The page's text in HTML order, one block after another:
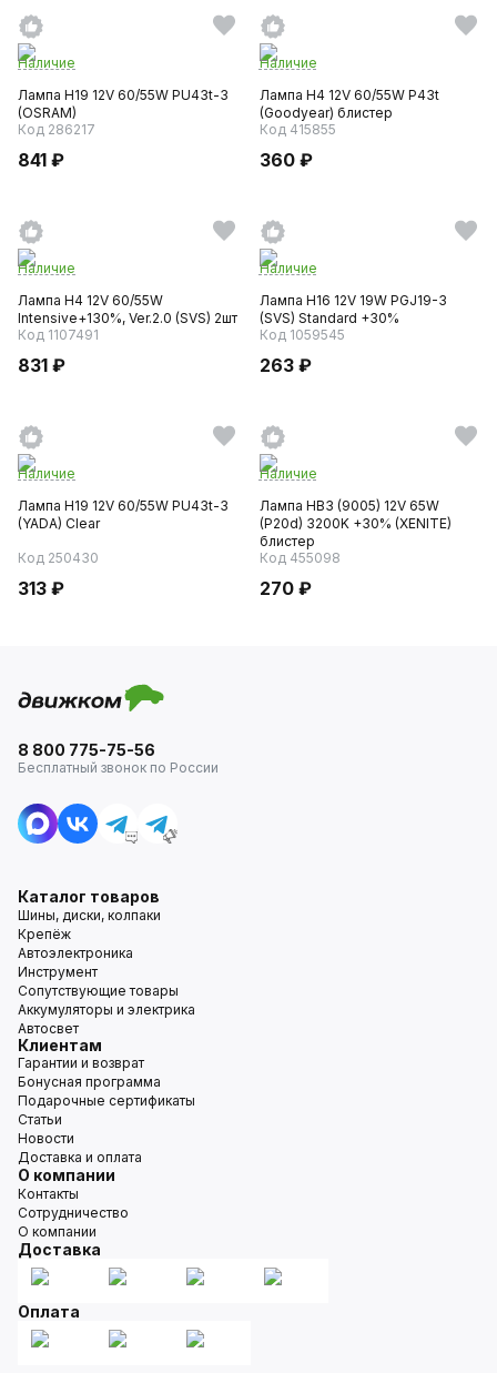
Наличие
Лампа H19 12V 60/55W PU43t-3
(OSRAM)
Код 286217
841 ₽
Наличие
Лампа H4 12V 60/55W P43t
(Goodyear) блистер
Код 415855
360 ₽
Наличие
Лампа H4 12V 60/55W
Intensive+130%, Ver.2.0 (SVS) 2шт
Код 1107491
831 ₽
Наличие
Лампа H16 12V 19W PGJ19-3
(SVS) Standard +30%
Код 1059545
263 ₽
Наличие
Лампа H19 12V 60/55W PU43t-3
(YADA) Clear
Код 250430
313 ₽
Наличие
Лампа HB3 (9005) 12V 65W
(P20d) 3200K +30% (XENITE)
блистер
Код 455098
270 ₽
8 800 775-75-56
Бесплатный звонок по России
Каталог товаров
Шины, диски, колпаки
Крепёж
Автоэлектроника
Инструмент
Сопутствующие товары
Аккумуляторы и электрика
Автосвет
Клиентам
Гарантии и возврат
Бонусная программа
Подарочные сертификаты
Статьи
Новости
Доставка и оплата
О компании
Контакты
Сотрудничество
О компании
Доставка
Оплата